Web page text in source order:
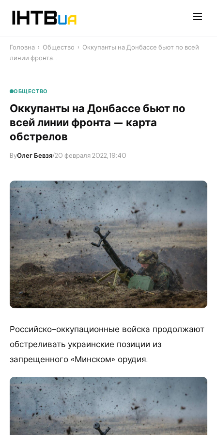
Головна › Общество › Оккупанты на Донбассе бьют по всей
линии фронта…
ОБЩЕСТВО
Оккупанты на Донбассе бьют по
всей линии фронта — карта
обстрелов
ByОлег Бевзя/20 февраля 2022, 19:40
Российско-оккупационные войска продолжают
обстреливать украинские позиции из
запрещенного «Минском» орудия.